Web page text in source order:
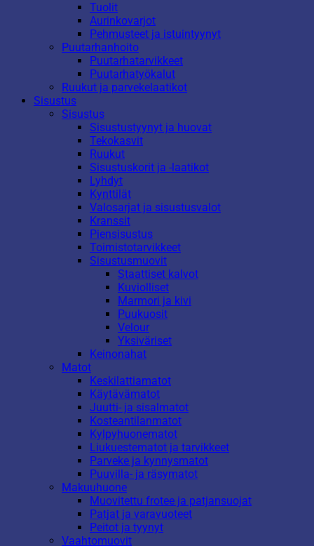
Tuolit
Aurinkovarjot
Pehmusteet ja istuintyynyt
Puutarhanhoito
Puutarhatarvikkeet
Puutarhatyökalut
Ruukut ja parvekelaatikot
Sisustus
Sisustus
Sisustustyynyt ja huovat
Tekokasvit
Ruukut
Sisustuskorit ja -laatikot
Lyhdyt
Kynttilät
Valosarjat ja sisustusvalot
Kranssit
Piensisustus
Toimistotarvikkeet
Sisustusmuovit
Staattiset kalvot
Kuviolliset
Marmori ja kivi
Puukuosit
Velour
Yksiväriset
Keinonahat
Matot
Keskilattiamatot
Käytävämatot
Juutti- ja sisalmatot
Kosteantilanmatot
Kylpyhuonematot
Liukuestematot ja tarvikkeet
Parveke ja kynnysmatot
Puuvilla- ja räsymatot
Makuuhuone
Muovitettu frotee ja patjansuojat
Patjat ja varavuoteet
Peitot ja tyynyt
Vaahtomuovit